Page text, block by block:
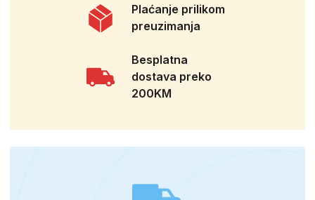
Plaćanje prilikom
preuzimanja
Besplatna
dostava preko
200KM